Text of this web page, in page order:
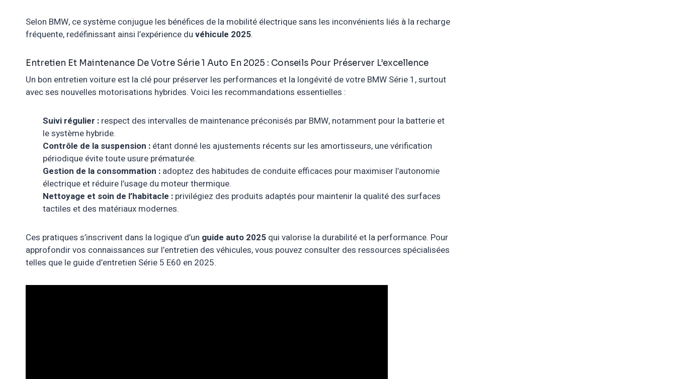
Selon BMW, ce système conjugue les bénéfices de la mobilité électrique sans les inconvénients liés à la recharge
fréquente, redéfinissant ainsi l’expérience du véhicule 2025.
Entretien Et Maintenance De Votre Série 1 Auto En 2025 : Conseils Pour Préserver L’excellence
Un bon entretien voiture est la clé pour préserver les performances et la longévité de votre BMW Série 1, surtout
avec ses nouvelles motorisations hybrides. Voici les recommandations essentielles :
Suivi régulier : respect des intervalles de maintenance préconisés par BMW, notamment pour la batterie et
le système hybride.
Contrôle de la suspension : étant donné les ajustements récents sur les amortisseurs, une vérification
périodique évite toute usure prématurée.
Gestion de la consommation : adoptez des habitudes de conduite efficaces pour maximiser l’autonomie
électrique et réduire l’usage du moteur thermique.
Nettoyage et soin de l’habitacle : privilégiez des produits adaptés pour maintenir la qualité des surfaces
tactiles et des matériaux modernes.
Ces pratiques s’inscrivent dans la logique d’un guide auto 2025 qui valorise la durabilité et la performance. Pour
approfondir vos connaissances sur l’entretien des véhicules, vous pouvez consulter des ressources spécialisées
telles que le guide d’entretien Série 5 E60 en 2025.